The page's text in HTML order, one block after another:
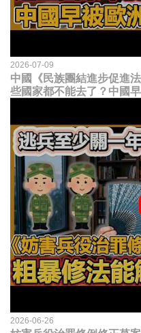
2026-07-09
中國《民族團結進步促進
些國家都不能去了？中國
2026-06-26